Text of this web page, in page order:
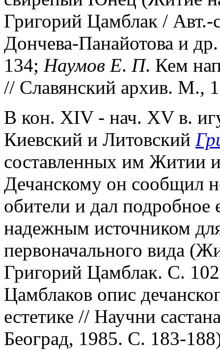
Григорий Цамблак /
Дончева-Панайотова и
134; Наумов Е. П. Кем
// Славянский архив. М.,
В кон. XIV - нач. XV в.
Киевский и Литовский
составленных им Житии
Дечанскому он сообщил
обители и дал подробное
надежным источником
первоначального вида
Григорий Цамблак. С.
Цамблаков опис
естетике // Научни
Београд, 1985. С. 183-